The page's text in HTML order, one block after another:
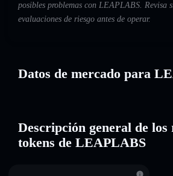
posibles problemas con LEAPLABS. Revisa
evaluaciones de riesgo antes de operar.
Datos de mercado para
Descripción general de los
tokens de LEAPLABS